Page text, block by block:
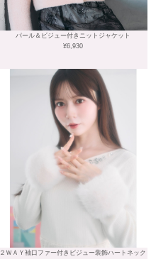
パール＆ビジュー付きニットジャケット
¥6,930
２ＷＡＹ袖口ファー付きビジュー装飾ハートネック